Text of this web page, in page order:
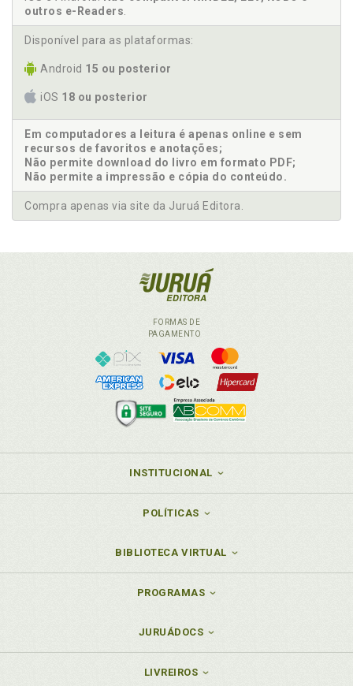
outros e-Readers
Disponível para as plataformas:
Android 15 ou posterior
iOS 18 ou posterior
Em computadores a leitura é apenas online e sem
recursos de favoritos e anotações;
Não permite download do livro em formato PDF;
Não permite a impressão e cópia do conteúdo.
Compra apenas via site da Juruá Editora.
FORMAS DE
PAGAMENTO
INSTITUCIONAL
POLÍTICAS
BIBLIOTECA VIRTUAL
PROGRAMAS
JURUÁDOCS
LIVREIROS